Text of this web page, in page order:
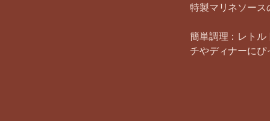
特製マリネソース
簡単調理：レト
チやディナーにぴ